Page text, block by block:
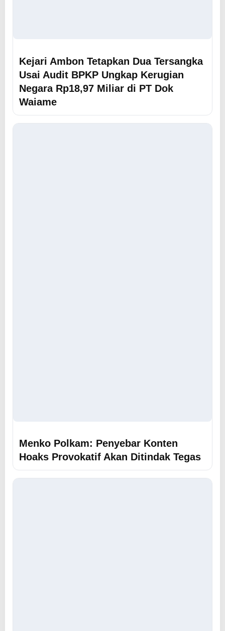
Kejari Ambon Tetapkan Dua Tersangka
Usai Audit BPKP Ungkap Kerugian
Negara Rp18,97 Miliar di PT Dok
Waiame
Menko Polkam: Penyebar Konten
Hoaks Provokatif Akan Ditindak Tegas